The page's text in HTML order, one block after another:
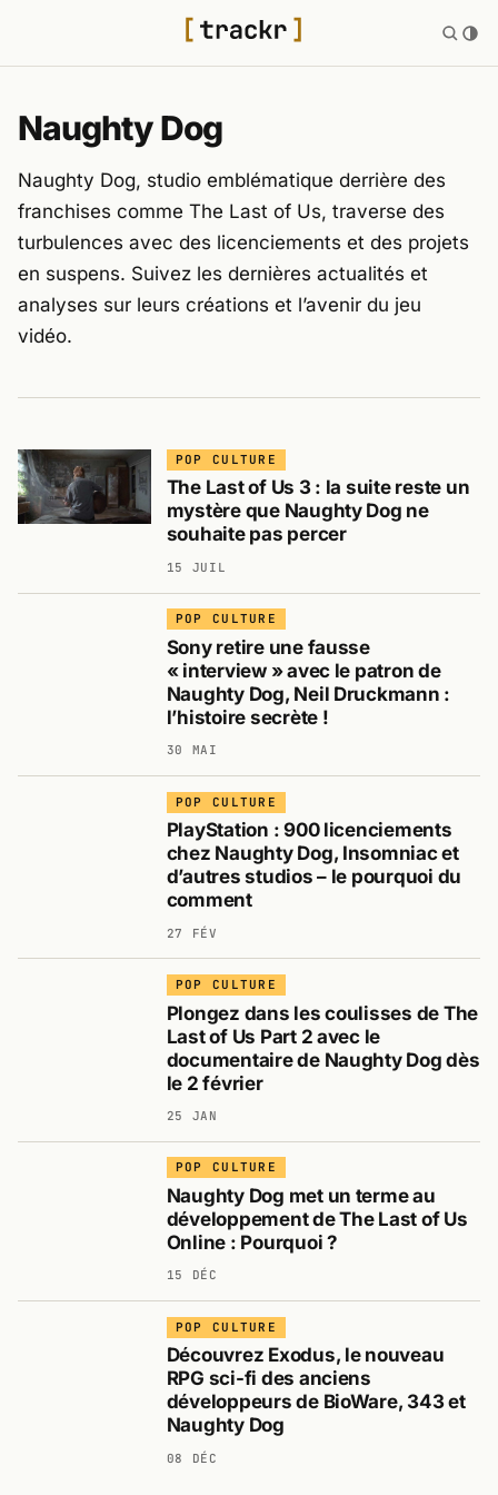
Naughty Dog
Naughty Dog, studio emblématique derrière des
franchises comme The Last of Us, traverse des
turbulences avec des licenciements et des projets
en suspens. Suivez les dernières actualités et
analyses sur leurs créations et l’avenir du jeu
vidéo.
POP CULTURE
The Last of Us 3 : la suite reste un
mystère que Naughty Dog ne
souhaite pas percer
15 JUIL
POP CULTURE
Sony retire une fausse
« interview » avec le patron de
Naughty Dog, Neil Druckmann :
l’histoire secrète !
30 MAI
POP CULTURE
PlayStation : 900 licenciements
chez Naughty Dog, Insomniac et
d’autres studios – le pourquoi du
comment
27 FÉV
POP CULTURE
Plongez dans les coulisses de The
Last of Us Part 2 avec le
documentaire de Naughty Dog dès
le 2 février
25 JAN
POP CULTURE
Naughty Dog met un terme au
développement de The Last of Us
Online : Pourquoi ?
15 DÉC
POP CULTURE
Découvrez Exodus, le nouveau
RPG sci-fi des anciens
développeurs de BioWare, 343 et
Naughty Dog
08 DÉC